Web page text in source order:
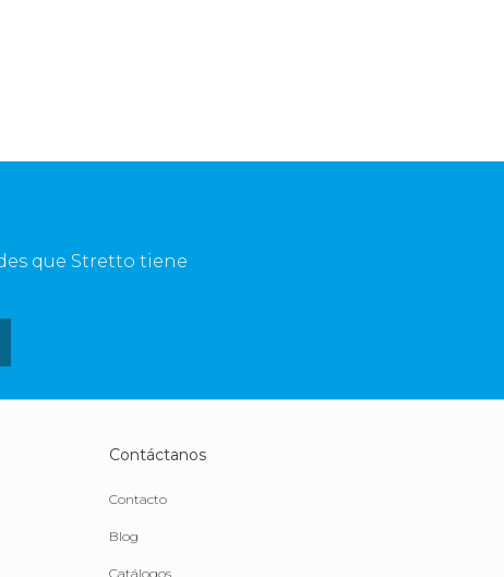
que Stretto tiene
Contáctanos
Contacto
Blog
Catálogos